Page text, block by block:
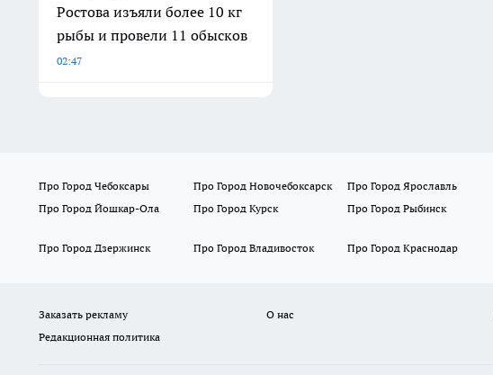
Ростова изъяли более 10 кг
рыбы и провели 11 обысков
02:47
Про Город Чебоксары Про Город Новочебоксарск Про Город Ярославль
Про Город Йошкар-Ола
Про Город Курск Про Город Рыбинск
Про Город Дзержинск
Про Город Владивосток Про Город Краснодар
Заказать рекламу О нас
Редакционная политика